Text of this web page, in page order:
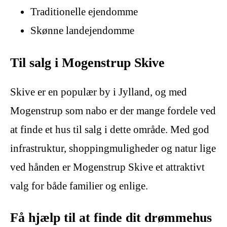
Traditionelle ejendomme
Skønne landejendomme
Til salg i Mogenstrup Skive
Skive er en populær by i Jylland, og med
Mogenstrup som nabo er der mange fordele ved
at finde et hus til salg i dette område. Med god
infrastruktur, shoppingmuligheder og natur lige
ved hånden er Mogenstrup Skive et attraktivt
valg for både familier og enlige.
Få hjælp til at finde dit drømmehus